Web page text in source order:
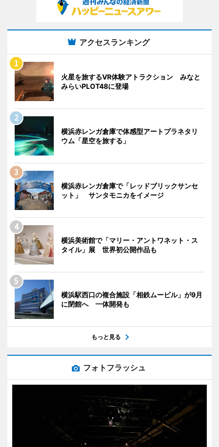
アクセスランキング
火星を旅するVR体験アトラクション みなと
みらいPLOT48に登場
横浜赤レンガ倉庫で体感型アートプラネタリ
ウム「星空を旅する」
横浜赤レンガ倉庫で「レッドブリックサンセ
ット」 サンタモニカをイメージ
横浜美術館で「マリー・アントワネット・ス
タイル」展 世界初公開作品も
横浜駅西口の複合施設「相鉄ムービル」が9月
に閉館へ 一体開発も
もっと見る
フォトフラッシュ